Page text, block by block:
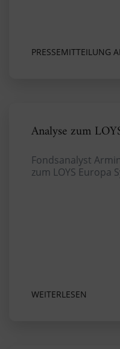
PRESSEMITTEILUNG
Analyse zum
Fondsanalyst
zum LOYS Europa
WEITERLESEN